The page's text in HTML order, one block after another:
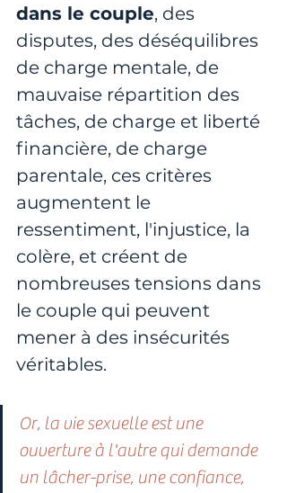
dans le couple, des
disputes, des déséquilibres
de charge mentale, de
mauvaise répartition des
tâches, de charge et liberté
financière, de charge
parentale, ces critères
augmentent le
ressentiment, l'injustice, la
colère, et créent de
nombreuses tensions dans
le couple qui peuvent
mener à des insécurités
véritables.
Or, la vie sexuelle est une
ouverture à l'autre qui demande
un lâcher-prise, une confiance,